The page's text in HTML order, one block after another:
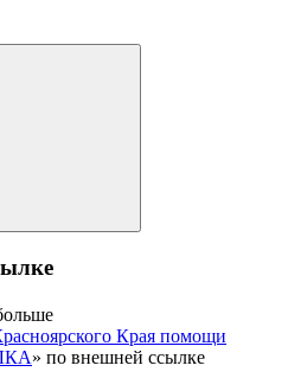
Края помощи
» по внешней ссылке